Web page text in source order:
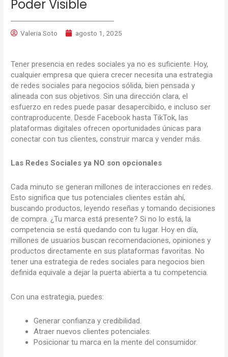
Poder Visible
Valeria Soto agosto 1, 2025
Tener presencia en redes sociales ya no es suficiente. Hoy,
cualquier empresa que quiera crecer necesita una estrategia
de redes sociales para negocios sólida, bien pensada y
alineada con sus objetivos. Sin una dirección clara, el
esfuerzo en redes puede pasar desapercibido, e incluso ser
contraproducente. Desde Facebook hasta TikTok, las
plataformas digitales ofrecen oportunidades únicas para
conectar con tus clientes, construir marca y vender más.
Las Redes Sociales ya NO son opcionales
Cada minuto se generan millones de interacciones en redes.
Esto significa que tus potenciales clientes están ahí,
buscando productos, leyendo reseñas y tomando decisiones
de compra. ¿Tu marca está presente? Si no lo está, la
competencia se está quedando con tu lugar. Hoy en día,
millones de usuarios buscan recomendaciones, opiniones y
productos directamente en sus plataformas favoritas. No
tener una estrategia de redes sociales para negocios bien
definida equivale a dejar la puerta abierta a tu competencia.
Con una estrategia, puedes:
Generar confianza y credibilidad.
Atraer nuevos clientes potenciales.
Posicionar tu marca en la mente del consumidor.